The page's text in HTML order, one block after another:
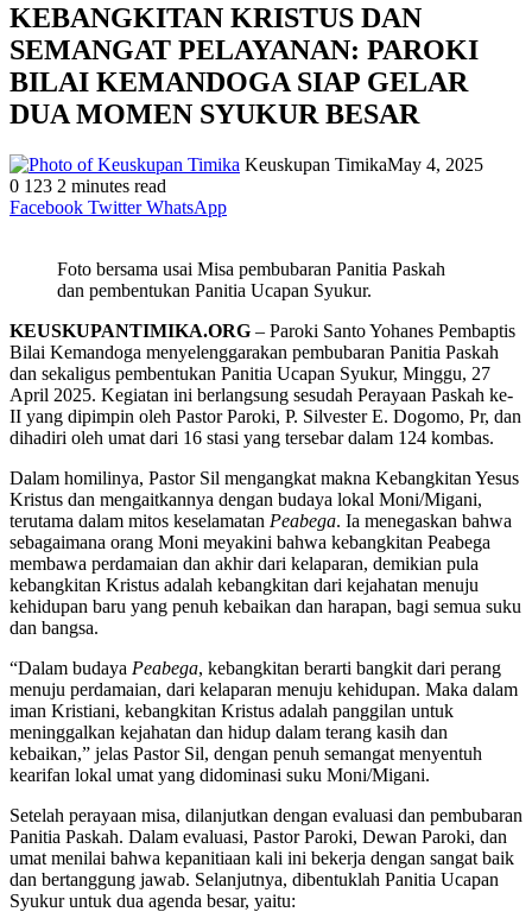
KEBANGKITAN KRISTUS DAN
SEMANGAT PELAYANAN: PAROKI
BILAI KEMANDOGA SIAP GELAR
DUA MOMEN SYUKUR BESAR
Keuskupan TimikaMay 4, 2025
0 123 2 minutes read
Facebook Twitter WhatsApp
Foto bersama usai Misa pembubaran Panitia Paskah
dan pembentukan Panitia Ucapan Syukur.
KEUSKUPANTIMIKA.ORG – Paroki Santo Yohanes Pembaptis
Bilai Kemandoga menyelenggarakan pembubaran Panitia Paskah
dan sekaligus pembentukan Panitia Ucapan Syukur, Minggu, 27
April 2025. Kegiatan ini berlangsung sesudah Perayaan Paskah ke-
II yang dipimpin oleh Pastor Paroki, P. Silvester E. Dogomo, Pr, dan
dihadiri oleh umat dari 16 stasi yang tersebar dalam 124 kombas.
Dalam homilinya, Pastor Sil mengangkat makna Kebangkitan Yesus
Kristus dan mengaitkannya dengan budaya lokal Moni/Migani,
terutama dalam mitos keselamatan Peabega. Ia menegaskan bahwa
sebagaimana orang Moni meyakini bahwa kebangkitan Peabega
membawa perdamaian dan akhir dari kelaparan, demikian pula
kebangkitan Kristus adalah kebangkitan dari kejahatan menuju
kehidupan baru yang penuh kebaikan dan harapan, bagi semua suku
dan bangsa.
“Dalam budaya Peabega, kebangkitan berarti bangkit dari perang
menuju perdamaian, dari kelaparan menuju kehidupan. Maka dalam
iman Kristiani, kebangkitan Kristus adalah panggilan untuk
meninggalkan kejahatan dan hidup dalam terang kasih dan
kebaikan,” jelas Pastor Sil, dengan penuh semangat menyentuh
kearifan lokal umat yang didominasi suku Moni/Migani.
Setelah perayaan misa, dilanjutkan dengan evaluasi dan pembubaran
Panitia Paskah. Dalam evaluasi, Pastor Paroki, Dewan Paroki, dan
umat menilai bahwa kepanitiaan kali ini bekerja dengan sangat baik
dan bertanggung jawab. Selanjutnya, dibentuklah Panitia Ucapan
Syukur untuk dua agenda besar, yaitu: